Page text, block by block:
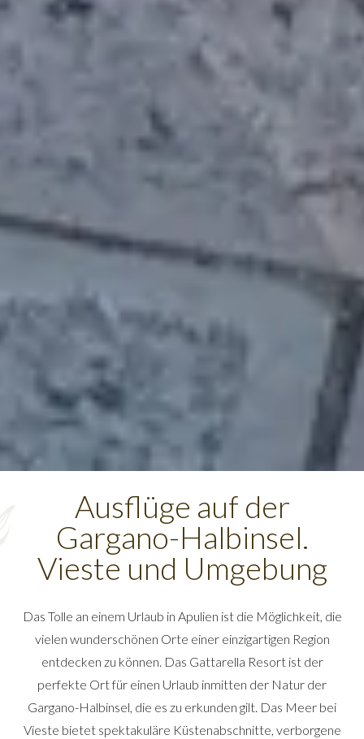
Ausflüge auf der
Gargano-Halbinsel.
Vieste und Umgebung
Das Tolle an einem Urlaub in Apulien ist die Möglichkeit, die
vielen wunderschönen Orte einer einzigartigen Region
entdecken zu können. Das Gattarella Resort ist der
perfekte Ort für einen Urlaub inmitten der Natur der
Gargano-Halbinsel, die es zu erkunden gilt. Das Meer bei
Vieste bietet spektakuläre Küstenabschnitte, verborgene